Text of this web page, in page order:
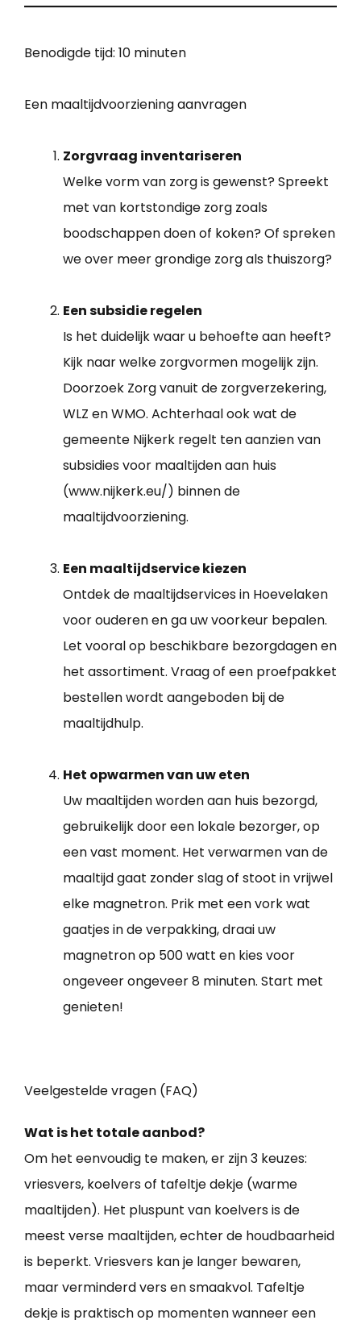
Benodigde tijd: 10 minuten
Een maaltijdvoorziening aanvragen
Zorgvraag inventariseren
Welke vorm van zorg is gewenst? Spreekt
met van kortstondige zorg zoals
boodschappen doen of koken? Of spreken
we over meer grondige zorg als thuiszorg?
Een subsidie regelen
Is het duidelijk waar u behoefte aan heeft?
Kijk naar welke zorgvormen mogelijk zijn.
Doorzoek Zorg vanuit de zorgverzekering,
WLZ en WMO. Achterhaal ook wat de
gemeente Nijkerk regelt ten aanzien van
subsidies voor maaltijden aan huis
(www.nijkerk.eu/) binnen de
maaltijdvoorziening.
Een maaltijdservice kiezen
Ontdek de maaltijdservices in Hoevelaken
voor ouderen en ga uw voorkeur bepalen.
Let vooral op beschikbare bezorgdagen en
het assortiment. Vraag of een proefpakket
bestellen wordt aangeboden bij de
maaltijdhulp.
Het opwarmen van uw eten
Uw maaltijden worden aan huis bezorgd,
gebruikelijk door een lokale bezorger, op
een vast moment. Het verwarmen van de
maaltijd gaat zonder slag of stoot in vrijwel
elke magnetron. Prik met een vork wat
gaatjes in de verpakking, draai uw
magnetron op 500 watt en kies voor
ongeveer ongeveer 8 minuten. Start met
genieten!
Veelgestelde vragen (FAQ)
Wat is het totale aanbod?
Om het eenvoudig te maken, er zijn 3 keuzes:
vriesvers, koelvers of tafeltje dekje (warme
maaltijden). Het pluspunt van koelvers is de
meest verse maaltijden, echter de houdbaarheid
is beperkt. Vriesvers kan je langer bewaren,
maar verminderd vers en smaakvol. Tafeltje
dekje is praktisch op momenten wanneer een